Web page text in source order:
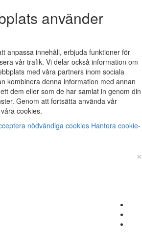
använder
anpassa innehåll, erbjuda funktioner för
vår trafik. Vi delar också information om
med våra partners inom sociala
kombinera denna information med annan
dem eller som de har samlat in genom din
Genom att fortsätta använda vår
cookies.
nödvändiga cookies Hantera cookie-
×